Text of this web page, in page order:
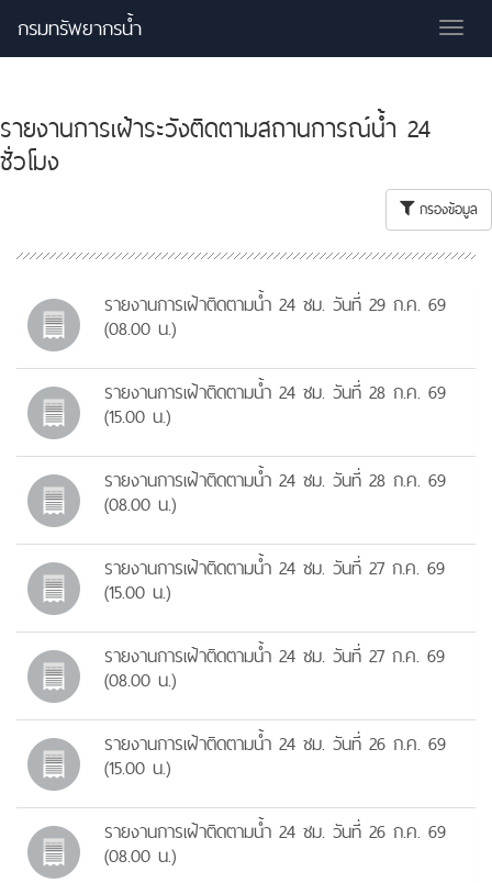
กรมทรัพยากรน้ำ
รายงานการเฝ้าระวังติดตามสถานการณ์น้ำ 24
ชั่วโมง
กรองข้อมูล
รายงานการเฝ้าติดตามน้ำ 24 ชม. วันที่ 29 ก.ค. 69
(08.00 น.)
รายงานการเฝ้าติดตามน้ำ 24 ชม. วันที่ 28 ก.ค. 69
(15.00 น.)
รายงานการเฝ้าติดตามน้ำ 24 ชม. วันที่ 28 ก.ค. 69
(08.00 น.)
รายงานการเฝ้าติดตามน้ำ 24 ชม. วันที่ 27 ก.ค. 69
(15.00 น.)
รายงานการเฝ้าติดตามน้ำ 24 ชม. วันที่ 27 ก.ค. 69
(08.00 น.)
รายงานการเฝ้าติดตามน้ำ 24 ชม. วันที่ 26 ก.ค. 69
(15.00 น.)
รายงานการเฝ้าติดตามน้ำ 24 ชม. วันที่ 26 ก.ค. 69
(08.00 น.)